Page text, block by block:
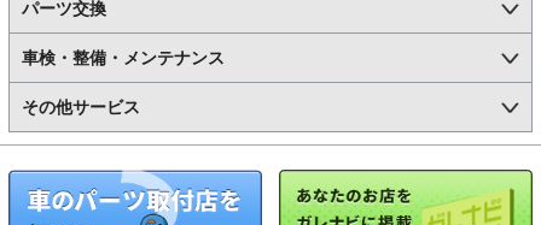
パーツ交換
車検・整備・メンテナンス
その他サービス